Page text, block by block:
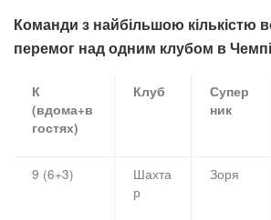
Команди з найбільшою кількістю
перемог над одним клубом в
К
(вдома+в
гостях)
Клуб
Супер
ник
9 (6+3)
Шахта
р
Зоря